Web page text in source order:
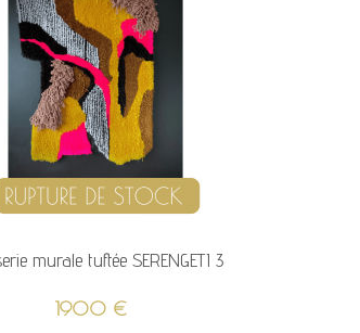
murale tuftée SERENGETI 3
1900 €